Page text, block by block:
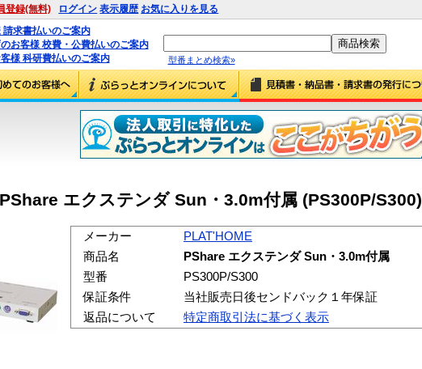
登録(無料) ログイン 表示履歴 お気に入りを見る
請求書払いのご案内
お客様 校費・公費払いのご案内
様 科研費払いのご案内
型番まとめ検索»
PShare エクステンダ Sun・3.0m付属 (PS300P/S300)
メーカー
PLAT'HOME
商品名
PShare エクステンダ Sun・3.0m付属
型番
PS300P/S300
保証条件
当社販売日後センドバック１年保証
返品について
特定商取引法に基づく表示